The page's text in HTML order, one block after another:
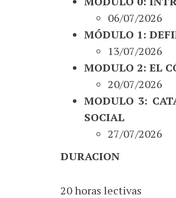
06/07/2026
MÓDULO 1:
13/07/2026
MODULO 2: EL
20/07/2026
MODULO 3:
SOCIAL
27/07/2026
DURACION
20 horas lectivas